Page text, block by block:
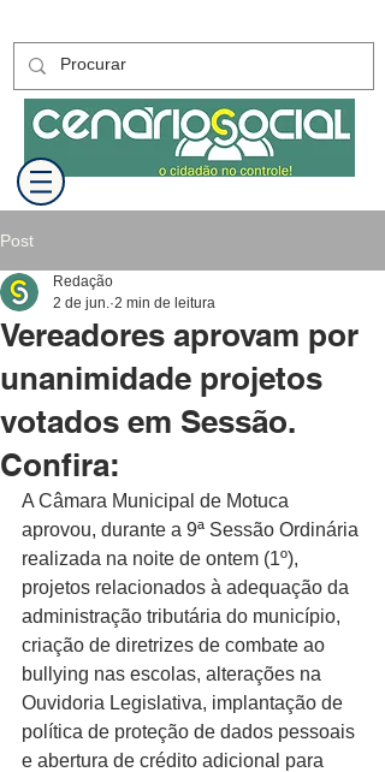
Post
Vereadores aprovam por
unanimidade projetos
votados em Sessão.
Confira:
Redação
2 de jun. 2 min de leitura
A Câmara Municipal de Motuca
aprovou, durante a 9ª Sessão Ordinária
realizada na noite de ontem (1º),
projetos relacionados à adequação da
administração tributária do município,
criação de diretrizes de combate ao
bullying nas escolas, alterações na
Ouvidoria Legislativa, implantação de
política de proteção de dados pessoais
e abertura de crédito adicional para